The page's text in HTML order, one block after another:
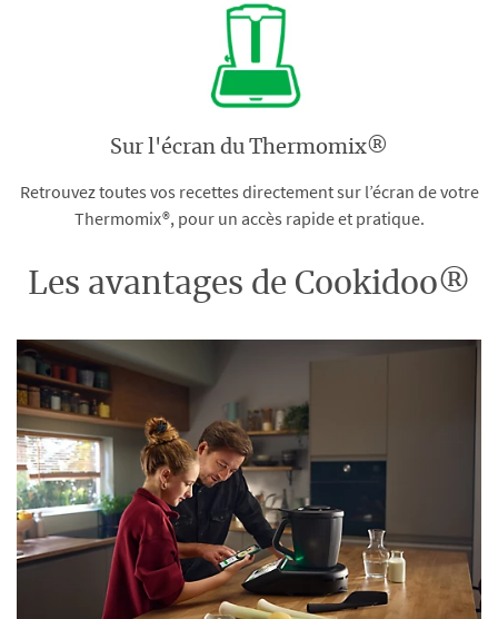
Sur l'écran du Thermomix®
Retrouvez toutes vos recettes directement sur l’écran de votre
Thermomix®, pour un accès rapide et pratique.
Les avantages de Cookidoo®